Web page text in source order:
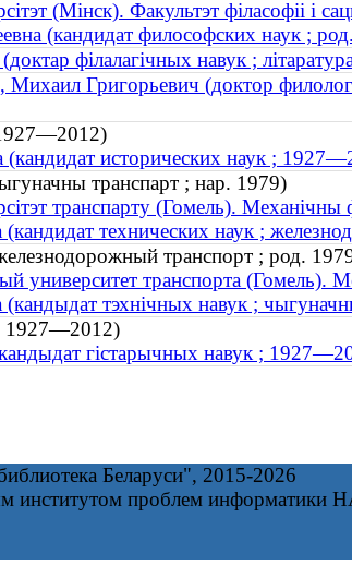
(Мінск). Факультэт філасофіі і
(кандидат философских наук ;
філалагічных навук ;
Михаил Григорьевич (доктор
1927—2012)
(кандидат исторических наук ;
транспарт ; нар. 1979)
транспарту (Гомель). Механічны
(кандидат технических наук ;
транспорт ; род.
университет транспорта (Гомель).
(кандыдат тэхнічных навук ;
; 1927—2012)
гістарычных навук ;
Беларуси", 2015-2026
институтом проблем информатики